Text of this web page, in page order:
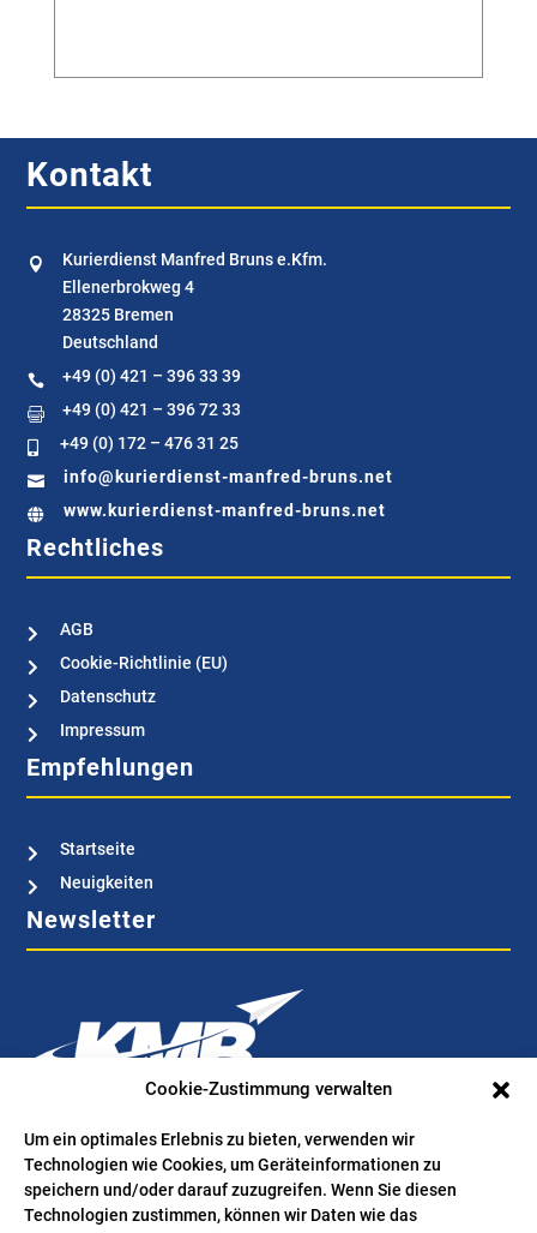
Cookie-Zustimmung verwalten
Um ein optimales Erlebnis zu bieten, verwenden wir
Technologien wie Cookies, um Geräteinformationen zu
speichern und/oder darauf zuzugreifen. Wenn Sie diesen
Technologien zustimmen, können wir Daten wie das
Kontakt

Kurierdienst Manfred Bruns e.Kfm.
Ellenerbrokweg 4
28325 Bremen
Deutschland
 +49 (0) 421 – 396 33 39
 +49 (0) 421 – 396 72 33
 +49 (0) 172 – 476 31 25
 info@kurierdienst-manfred-bruns.net
 www.kurierdienst-manfred-bruns.net
Rechtliches
 AGB
 Cookie-Richtlinie (EU)
 Datenschutz
 Impressum
Empfehlungen
 Startseite
 Neuigkeiten
Newsletter
Bestellen Sie hier Ihren kostenlosen Newsletter. Wir verwenden
Ihre Mailadresse ausschließlich für den Zweck, Sie bei
Interesse über wertvolle News aus der Branche zu informieren.